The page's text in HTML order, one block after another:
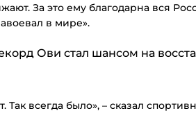
За это ему благодарна вся
в мире».
Ови стал шансом на
Так всегда было», – сказал